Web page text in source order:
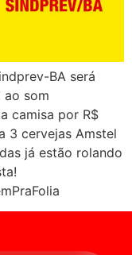
BA será
som
camisa por R$
3 cervejas Amstel
já estão rolando